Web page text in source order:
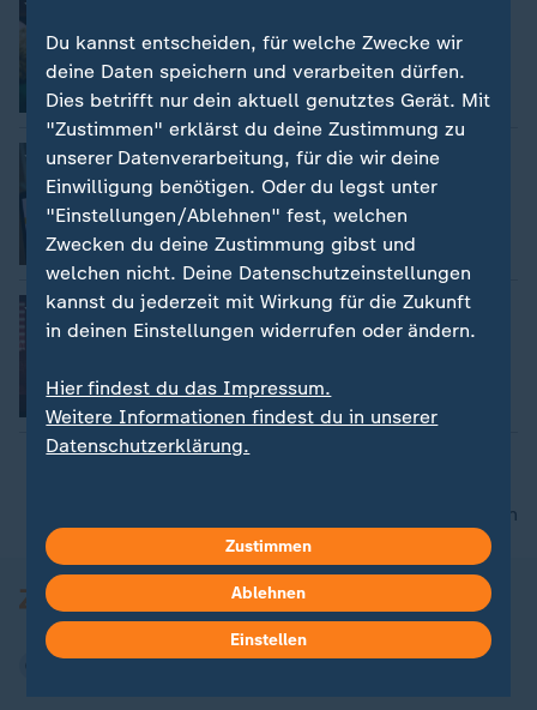
Claudia Bates
Video2:32
Mehr Transparenz bei der Schufa
Stefan Schlösser
Video2:20
Indie-Rock zwischen Moderne und
Nostalgie
nach oben
Du kannst entscheiden, für welche Zwecke wir
deine Daten speichern und verarbeiten dürfen.
Dies betrifft nur dein aktuell genutztes Gerät. Mit
"Zustimmen" erklärst du deine Zustimmung zu
unserer Datenverarbeitung, für die wir deine
Einwilligung benötigen. Oder du legst unter
"Einstellungen/Ablehnen" fest, welchen
Zwecken du deine Zustimmung gibst und
welchen nicht. Deine Datenschutzeinstellungen
kannst du jederzeit mit Wirkung für die Zukunft
in deinen Einstellungen widerrufen oder ändern.
Hier findest du das Impressum.
Weitere Informationen findest du in unserer
Datenschutzerklärung.
Zustimmen
Ablehnen
Einstellen